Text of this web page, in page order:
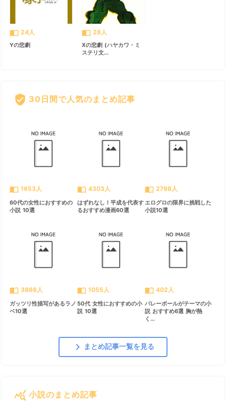
import_contacts 24人
Yの悲劇
import_contacts 28人
Xの悲劇 (ハヤカワ・ミ
ステリ文...
verified_user 30日間で人気のまとめ記事
import_contacts 1653人
60代の女性におすすめの
小説 10選
import_contacts 4303人
はずれなし！平成を代表す
るおすすめ漫画60選
import_contacts 2798人
エログロの限界に挑戦した
小説10選
import_contacts 3868人
ガッツリ性描写があるラノ
ベ10選
import_contacts 1055人
50代 女性におすすめの小
説 10選
import_contacts 402人
バレーボールがテーマの小
説 おすすめ6選 胸が熱
く...
chevron_right まとめ記事一覧を見る
query_stats 小説のまとめ記事